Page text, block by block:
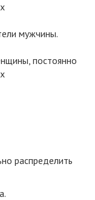
мужчины.
постоянно
распределить